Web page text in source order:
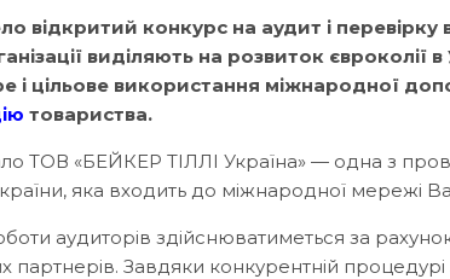
відкритий конкурс на аудит і перевірку
виділяють на розвиток євроколії
і цільове використання міжнародної
товариства.
ТОВ «БЕЙКЕР ТІЛЛІ Україна» — одна з
яка входить до міжнародної мережі
аудиторів здійснюватиметься за
Завдяки конкурентній процедурі